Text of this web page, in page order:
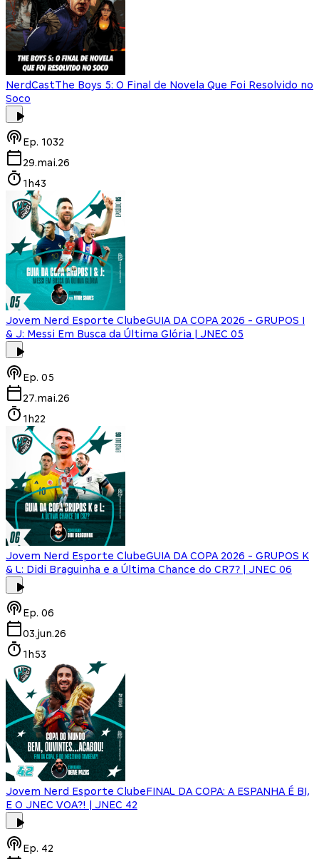
NerdCastThe Boys 5: O Final de Novela Que Foi Resolvido no
Soco
Ep. 1032
29.mai.26
1h43
Jovem Nerd Esporte ClubeGUIA DA COPA 2026 - GRUPOS I
& J: Messi Em Busca da Última Glória | JNEC 05
Ep. 05
27.mai.26
1h22
Jovem Nerd Esporte ClubeGUIA DA COPA 2026 - GRUPOS K
& L: Didi Braguinha e a Última Chance do CR7? | JNEC 06
Ep. 06
03.jun.26
1h53
Jovem Nerd Esporte ClubeFINAL DA COPA: A ESPANHA É BI,
E O JNEC VOA?! | JNEC 42
Ep. 42